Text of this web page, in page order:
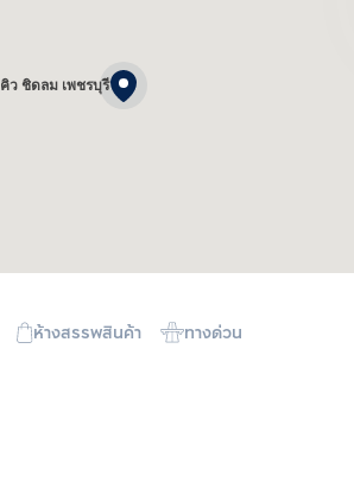
คิว ชิดลม เพชรบุรี
ห้างสรรพสินค้า ทางด่วน